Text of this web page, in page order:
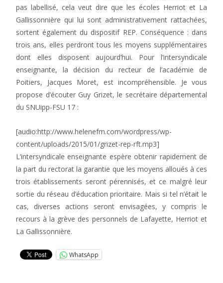
pas labellisé, cela veut dire que les écoles Herriot et La
Gallissonnière qui lui sont administrativement rattachées,
sortent également du dispositif REP. Conséquence : dans
trois ans, elles perdront tous les moyens supplémentaires
dont elles disposent aujourd’hui. Pour l’intersyndicale
enseignante, la décision du recteur de l’académie de
Poitiers, Jacques Moret, est incompréhensible. Je vous
propose d’écouter Guy Grizet, le secrétaire départemental
du SNUipp-FSU 17 :
[audio:http://www.helenefm.com/wordpress/wp-
content/uploads/2015/01/grizet-rep-rft.mp3]
L’intersyndicale enseignante espère obtenir rapidement de
la part du rectorat la garantie que les moyens alloués à ces
trois établissements seront pérennisés, et ce malgré leur
sortie du réseau d’éducation prioritaire. Mais si tel n’était le
cas, diverses actions seront envisagées, y compris le
recours à la grève des personnels de Lafayette, Herriot et
La Gallissonnière.
WhatsApp